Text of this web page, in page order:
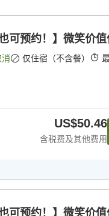
可预约！】微笑价
仅住宿（不含餐）
US$50.46
含税费及其他费用
可预约！】微笑价